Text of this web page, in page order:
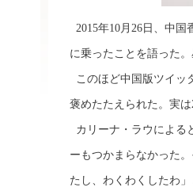
2015年10月26日、中
に乗ったことを語った。
このほど中国版ツイッ
褒めたたえられた。実
カリーナ・ラウによる
ーもつかまらなかった
たし、わくわくしたわ